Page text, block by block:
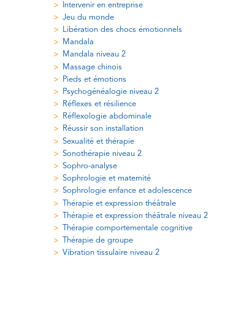
Intervenir en entreprise
Jeu du monde
Libération des chocs émotionnels
Mandala
Mandala niveau 2
Massage chinois
Pieds et émotions
Psychogénéalogie niveau 2
Réflexes et résilience
Réflexologie abdominale
Réussir son installation
Sexualité et thérapie
Sonothérapie niveau 2
Sophro-analyse
Sophrologie et maternité
Sophrologie enfance et adolescence
Thérapie et expression théâtrale
Thérapie et expression théâtrale niveau 2
Thérapie comportementale cognitive
Thérapie de groupe
Vibration tissulaire niveau 2